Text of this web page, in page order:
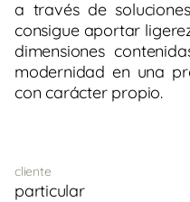
a través de
consigue aportar
dimensiones
modernidad en una
con carácter propio.
cliente
particular